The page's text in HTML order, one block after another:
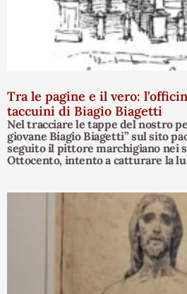
Tra le pagine e il vero:
taccuini di Biagio Biagetti
Nel tracciare le tappe del nostro
giovane Biagio Biagetti” sul sito
seguito il pittore marchigiano nei
Ottocento, intento a catturare la